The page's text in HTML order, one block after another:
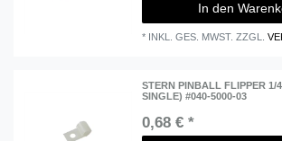
In den
* INKL. GES. MWST. ZZGL.
STERN PINBALL FLIPPER 1/
SINGLE) #040-5000-03
0,68 € *